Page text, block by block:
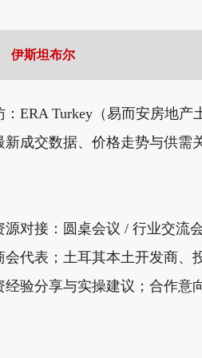
伊斯坦布尔
：ERA Turkey（易而安房地
成交数据、价格走势与供
源对接：圆桌会议 / 行业交流
代表；土耳其本土开发商、
验分享与实操建议；合作意